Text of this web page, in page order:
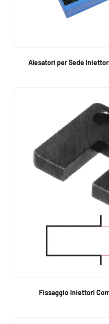
Alesatori per Sede
Fissaggio Iniettori